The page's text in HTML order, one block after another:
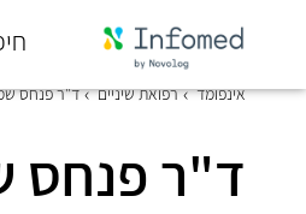
סוף
אינפומד רפואת שיניים ד"ר פנחס
ד"ר פנחס